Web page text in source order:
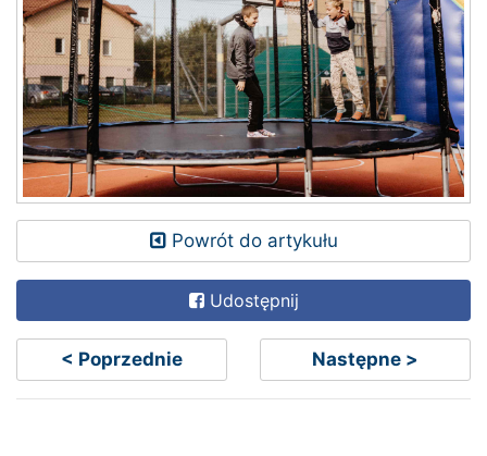
Powrót do artykułu
Udostępnij
< Poprzednie Następne >